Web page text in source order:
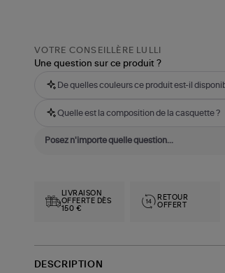
VOTRE CONSEILLÈRE LULLI
Une question sur ce produit ?
De quelles couleurs ce produit est-il
Quelle est la composition de la casquette ?
LIVRAISON
OFFERTE DÈS
150 €
RETOUR
OFFERT
DESCRIPTION